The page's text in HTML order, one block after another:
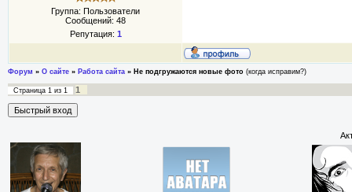
Группа: Пользователи
Сообщений: 48
Репутация: 1
Форум » О сайте » Работа сайта » Не подгружаются новые фото (когда исправим?)
Страница 1 из 1 1